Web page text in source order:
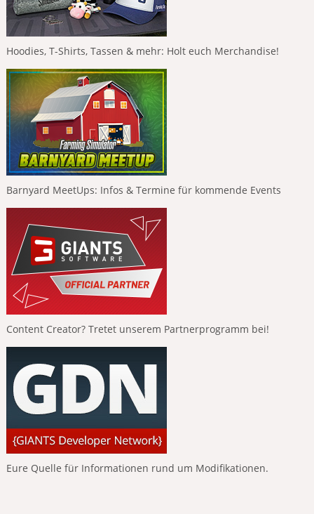
Hoodies, T-Shirts, Tassen & mehr: Holt euch Merchandise!
Barnyard MeetUps: Infos & Termine für kommende Events
Content Creator? Tretet unserem Partnerprogramm bei!
Eure Quelle für Informationen rund um Modifikationen.